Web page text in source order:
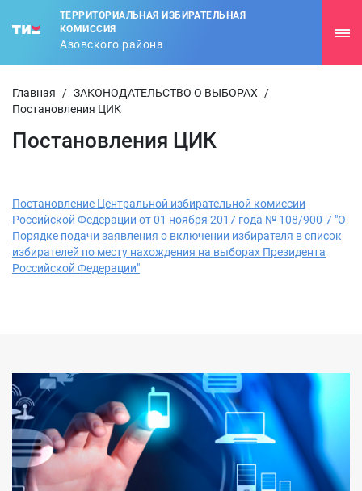
ТЕРРИТОРИАЛЬНАЯ ИЗБИРАТЕЛЬНАЯ
КОМИССИЯ
Азовского района
Главная / ЗАКОНОДАТЕЛЬСТВО О ВЫБОРАХ
/
Постановления ЦИК
Постановления ЦИК
Постановление Центральной избирательной комиссии
Российской Федерации от 01 ноября 2017 года № 108/900-7 "О
Порядке подачи заявления о включении избирателя в список
избирателей по месту нахождения на выборах Президента
Российской Федерации"